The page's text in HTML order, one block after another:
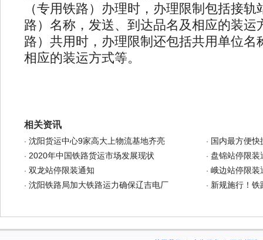
（专用铁路）办理时，办理限制包括接
路）名称，发送、到达品名及相应的装运
路）共用时，办理限制还包括共用单位名
相应的装运方式等。
相关资讯
· 沈阳货运中心9家高大上物流基地齐亮 · 国内最方便
· 2020年中国铁路货运市场发展现状 · 盘锦站停限装
· 双龙站停限装通知 · 峨边站停限装
· 沈阳铁路局加大铁路运力确保辽吉电厂 · 新规施行！铁